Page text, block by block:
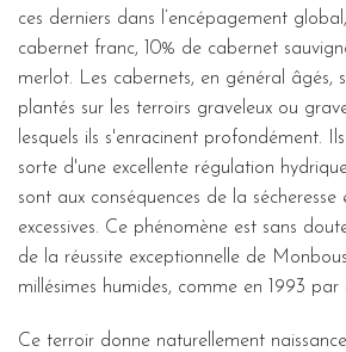
ces derniers dans l’encépagement
cabernet franc, 10% de cabernet
merlot. Les cabernets, en général âgés,
plantés sur les terroirs graveleux ou
lesquels ils s'enracinent profondément.
sorte d'une excellente régulation
sont aux conséquences de la sécheresse
excessives. Ce phénomène est sans
de la réussite exceptionnelle de
millésimes humides, comme en 1993 par
Ce terroir donne naturellement